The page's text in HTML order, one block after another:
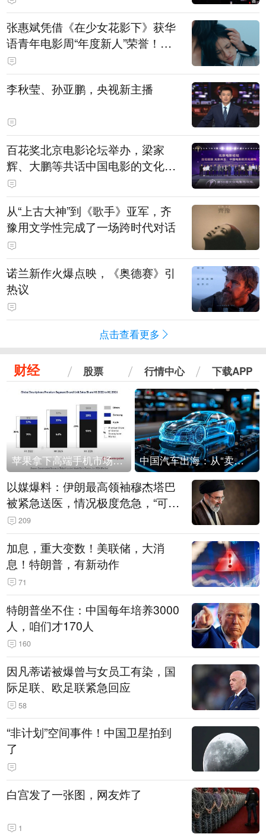
张惠斌凭借《在少女花影下》获华
语青年电影周“年度新人”荣誉！该
电影全程在广州取景，采用粤语对
白，主演均为广州本土演员
李秋莹、孙亚鹏，央视新主播
百花奖北京电影论坛举办，梁家
辉、大鹏等共话中国电影的文化建
构
从“上古大神”到《歌手》亚军，齐
豫用文学性完成了一场跨时代对话
诺兰新作火爆点映，《奥德赛》引
热议
点击查看更多
财经 股票 行情中心 下载APP
苹果拿下高端手机市场65%的份额：iPhone 17系列功不可没 中国汽车出海：从“卖出去”到“走进去”
以媒爆料：伊朗最高领袖穆杰塔巴
被紧急送医，情况极度危急，“可能
随时会死去”
209
加息，重大变数！美联储，大消
息！特朗普，有新动作
71
特朗普坐不住：中国每年培养3000
人，咱们才170人
160
因凡蒂诺被爆曾与女员工有染，国
际足联、欧足联紧急回应
58
“非计划”空间事件！中国卫星拍到
了
白宫发了一张图，网友炸了
1